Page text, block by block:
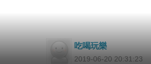
吃喝玩樂
2019-06-20 20:31:23